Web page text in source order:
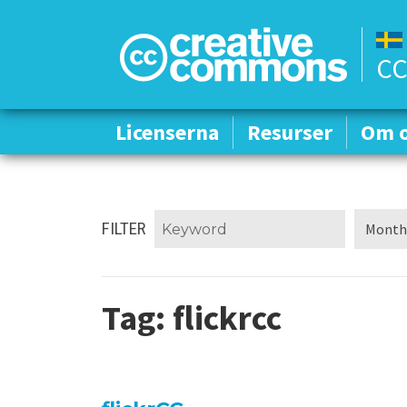
Licenserna Resurser Om
Licenserna Resurser Om
FILTER
Tag: flickrcc